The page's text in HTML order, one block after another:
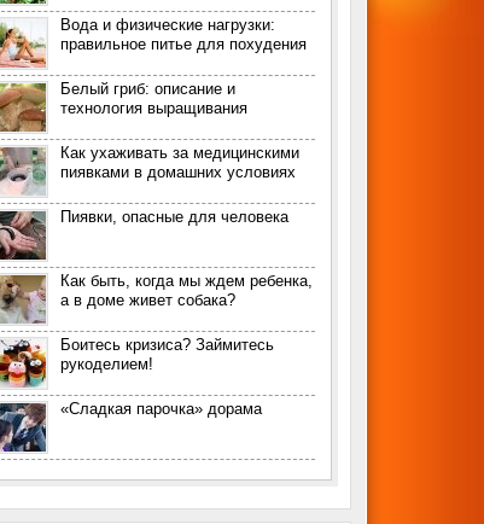
Вода и физические нагрузки:
правильное питье для похудения
Белый гриб: описание и
технология выращивания
Как ухаживать за медицинскими
пиявками в домашних условиях
Пиявки, опасные для человека
Как быть, когда мы ждем ребенка,
а в доме живет собака?
Боитесь кризиса? Займитесь
рукоделием!
«Сладкая парочка» дорама